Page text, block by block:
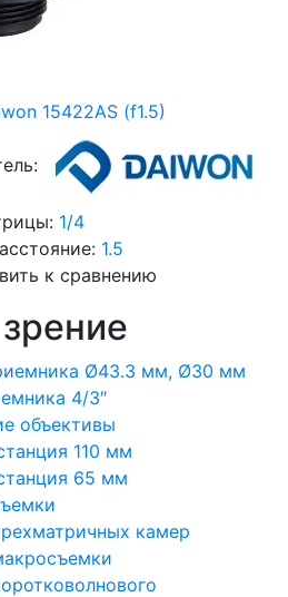
15422AS (f1.5)
1/4
1.5
к сравнению
Ø43.3 мм, Ø30 мм
4/3″
объективы
110 мм
65 мм
камер